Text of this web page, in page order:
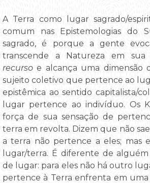
A Terra como lugar sagrado/
comum nas Epistemologias do
sagrado, é porque a gente
transcende a Natureza em sua
recurso e alcança uma dimensão
sujeito coletivo que pertence ao
epistêmica ao sentido capitalista/
lugar pertence ao indivíduo. Os
força de sua sensação de
terra em revolta. Dizem que não
a terra não pertence a eles; mas
lugar/terra. É diferente de
de lugar: para eles não há outro
pertence à Terra enfrenta em